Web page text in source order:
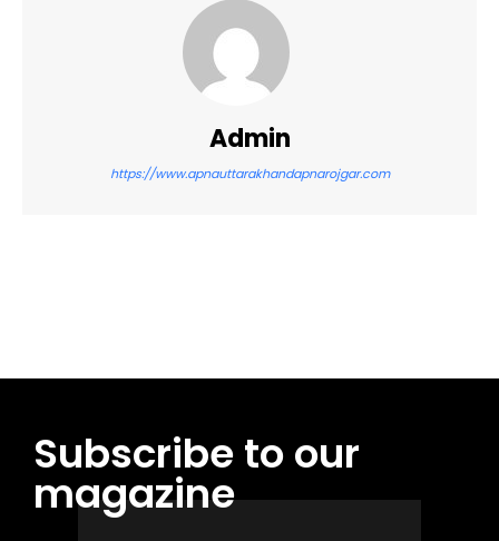
Admin
https://www.apnauttarakhandapnarojgar.com
Subscribe to our
magazine